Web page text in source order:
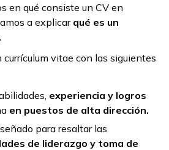
en qué consiste un CV en
a explicar qué es un
currículum vitae con las siguientes
experiencia y logros
en puestos de alta dirección.
para resaltar las
de liderazgo y toma de